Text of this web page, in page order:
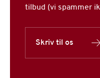
tilbud (vi spammer
Skriv til os